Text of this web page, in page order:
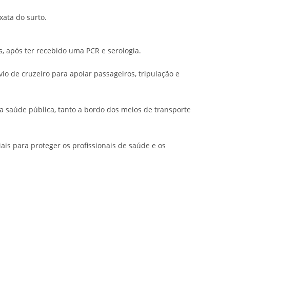
do surto.
ter recebido uma PCR e serologia.
de cruzeiro para apoiar passageiros, tripulação e
saúde pública, tanto a bordo dos meios de transporte
para proteger os profissionais de saúde e os